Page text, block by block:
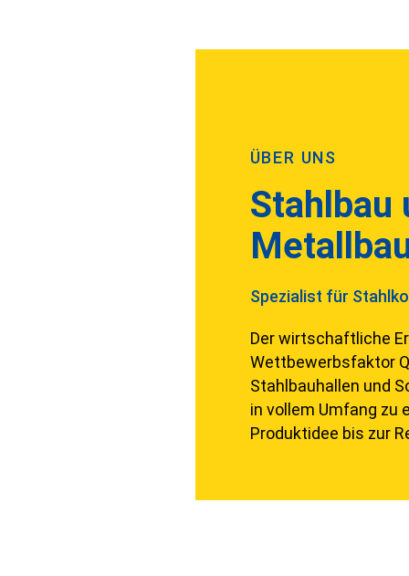
ÜBER UNS
Stahlbau
Spezialist für
Der wirtschaftliche
Wettbewerbsfaktor
Stahlbauhallen und
in vollem Umfang zu
Produktidee bis zur